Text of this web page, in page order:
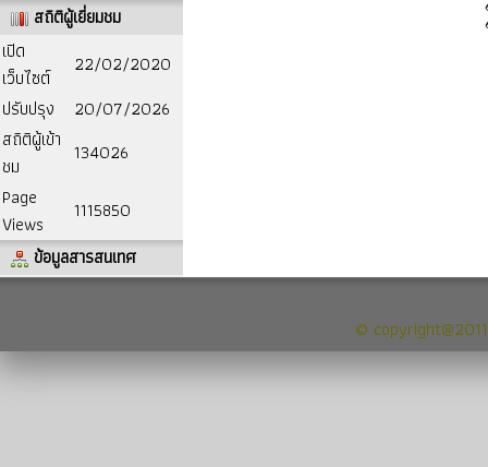
สถิติผู้เยี่ยมชม
เปิด
เว็บไซต์
22/02/2020
ปรับปรุง
20/07/2026
สถิติผู้เข้า
ชม
134026
Page
Views
1115850
ข้อมูลสารสนเทศ
©